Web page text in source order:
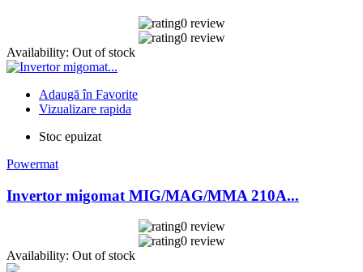
0 review
0 review
Availability: Out of stock
Adaugă în Favorite
Vizualizare rapida
Stoc epuizat
Powermat
Invertor migomat MIG/MAG/MMA 210A...
0 review
0 review
Availability: Out of stock